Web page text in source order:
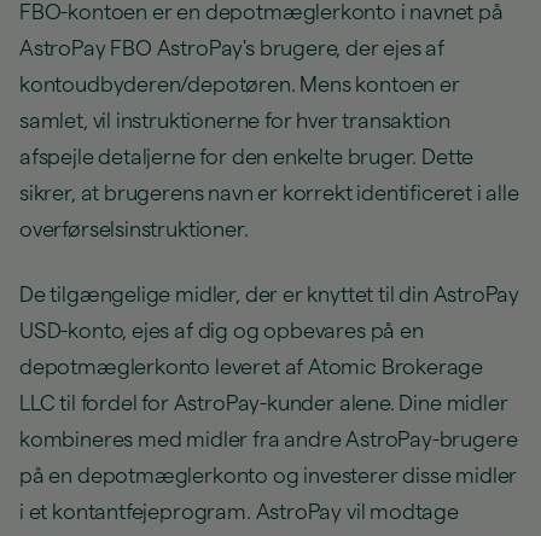
FBO-kontoen er en depotmæglerkonto i navnet på
AstroPay FBO AstroPay's brugere, der ejes af
kontoudbyderen/depotøren. Mens kontoen er
samlet, vil instruktionerne for hver transaktion
afspejle detaljerne for den enkelte bruger. Dette
sikrer, at brugerens navn er korrekt identificeret i alle
overførselsinstruktioner.
De tilgængelige midler, der er knyttet til din AstroPay
USD-konto, ejes af dig og opbevares på en
depotmæglerkonto leveret af Atomic Brokerage
LLC til fordel for AstroPay-kunder alene. Dine midler
kombineres med midler fra andre AstroPay-brugere
på en depotmæglerkonto og investerer disse midler
i et kontantfejeprogram. AstroPay vil modtage